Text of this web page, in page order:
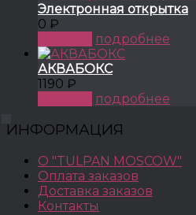
Электронная открытка
0 ₽
подробнее
АКВАБОКС
1190 ₽
подробнее
ИНФОРМАЦИЯ
О "TULPAN MOSCOW"
Оплата заказов
Доставка заказов
Контакты